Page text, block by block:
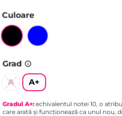
Culoare
Grad
A+
A
Gradul A+: echivalentul notei 10, o
care arată și funcționează ca unul nou,